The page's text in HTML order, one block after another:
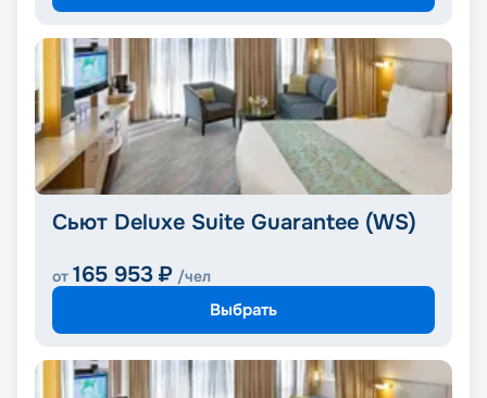
Сьют Deluxe Suite Guarantee (WS)
от 165 953 ₽ /чел
Выбрать